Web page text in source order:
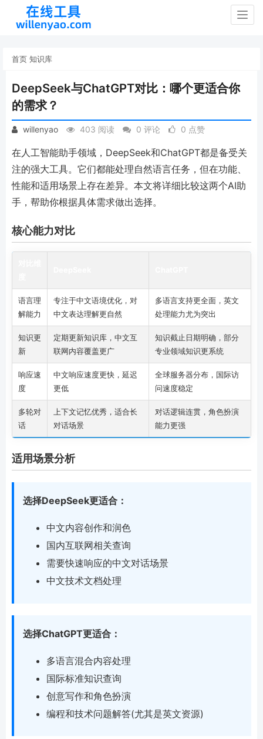
首页 知识库
DeepSeek与ChatGPT对比：哪个更适合你
的需求？
willenyao 403 阅读 0 评论 0 点赞
在人工智能助手领域，DeepSeek和ChatGPT都是备受关
注的强大工具。它们都能处理自然语言任务，但在功能、
性能和适用场景上存在差异。本文将详细比较这两个AI助
手，帮助你根据具体需求做出选择。
核心能力对比
语言理
解能力
专注于中文语境优化，对
中文表达理解更自然
多语言支持更全面，英文
处理能力尤为突出
知识更
新
定期更新知识库，中文互
联网内容覆盖更广
知识截止日期明确，部分
专业领域知识更系统
响应速
度
中文响应速度更快，延迟
更低
全球服务器分布，国际访
问速度稳定
多轮对
话
上下文记忆优秀，适合长
对话场景
对话逻辑连贯，角色扮演
能力更强
适用场景分析
选择DeepSeek更适合：
中文内容创作和润色
国内互联网相关查询
需要快速响应的中文对话场景
中文技术文档处理
选择ChatGPT更适合：
多语言混合内容处理
国际标准知识查询
创意写作和角色扮演
编程和技术问题解答(尤其是英文资源)